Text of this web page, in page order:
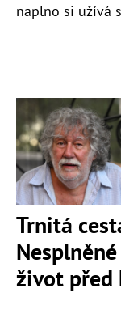
naplno si užívá
Trnitá
život před